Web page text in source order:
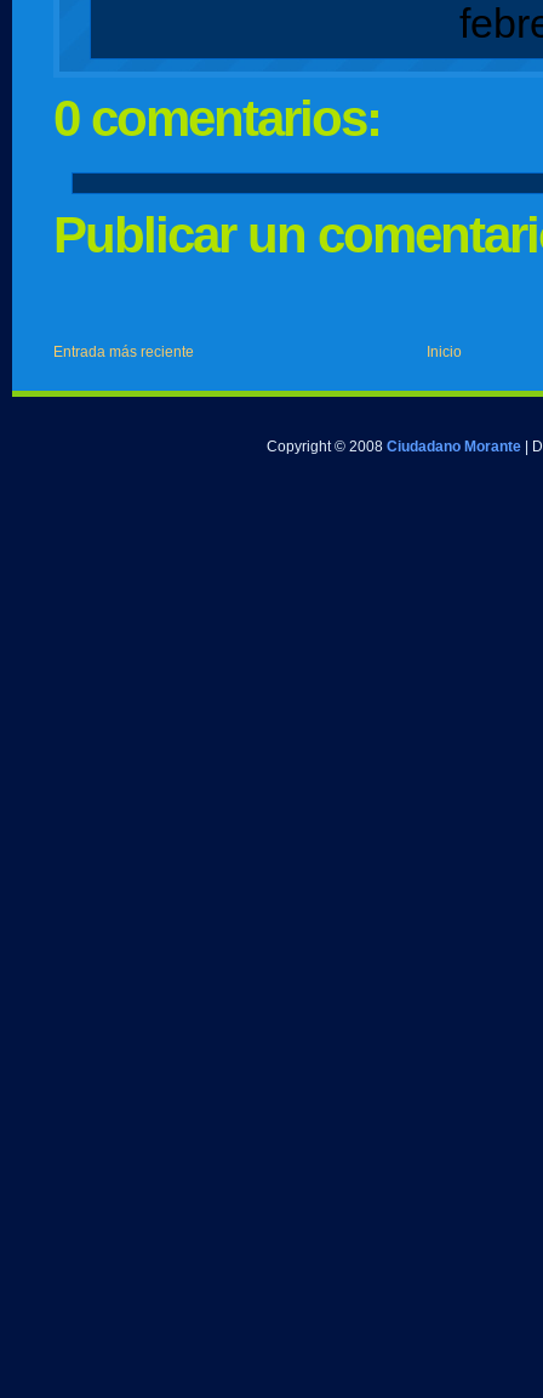
0 comentarios:
Publicar un
Entrada más reciente Inicio
Copyright © 2008 Ciudadano Morante |